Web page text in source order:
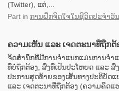
(Twitter), ແຕ່,...
Part in ການຝຶກຈິດໃຈໃນຊີວິດປະຈຳວັ
ຄວາມເຫັນ ແລະ ເຈດຕະນາທີ່ຖືກຕ້
ຈິດສຳນຶກທີ່ມີການຈຳແນກແມ່ນການຈຳ
ທີ່ບໍ່ຖືກຕ້ອງ, ສິ່ງທີ່ເປັນປະໂຫຍດ ແລະ ສິ່
ປະການສຸດທ້າຍຂອງເສັ້ນທາງປະຕິບັດ
ແລະ ເຈດຕະນາທີ່ຖືກຕ້ອງ (ຄວາມຄິດແ